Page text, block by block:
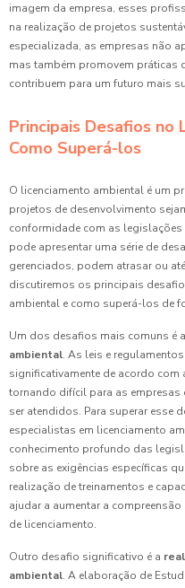
imagem da empresa, esses
na realização de projetos
especializada, as empresas não
mas também promovem práticas
contribuem para um futuro mais
Principais Desafios
Como Superá-los
O licenciamento ambiental é um
projetos de desenvolvimento
conformidade com as
pode apresentar uma série de
gerenciados, podem atrasar ou
discutiremos os principais
ambiental e como superá-los de
Um dos desafios mais comuns é a
ambiental. As leis e
significativamente de acordo
tornando difícil para as empresas
ser atendidos. Para superar esse
especialistas em licenciamento
conhecimento profundo das
sobre as exigências específicas
realização de treinamentos e
ajudar a aumentar a
de licenciamento.
Outro desafio significativo é a
ambiental. A elaboração de